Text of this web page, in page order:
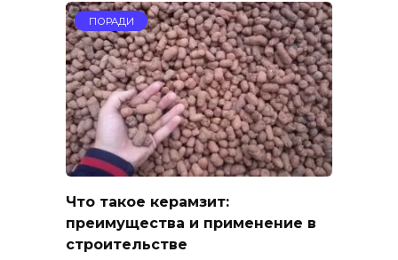
ПОРАДИ
Что такое керамзит:
преимущества и применение в
строительстве